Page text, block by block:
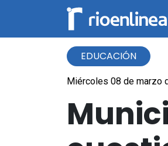
EDUCACIÓN
Miércoles 08 de marzo